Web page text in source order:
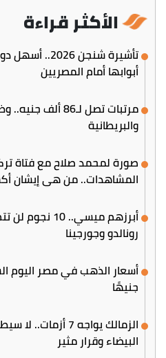
الأكثر قراءة
تأشيرة شنجن
أبوابها أمام المصريين
مرتبات تصل لـ86
والبريطانية
صورة لمحمد صلاح مع فتاة
المشاهدات.. من هي إيشان
أبرزهم ميسي..
رونالدو وجورجينا
جنيهًا
الزمالك يواجه 7
البيضاء وقرار مثير